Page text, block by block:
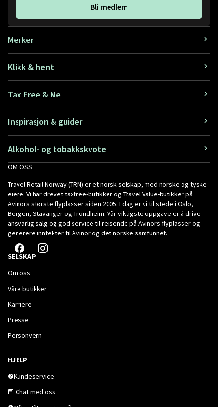
Bli medlem
Merker
Klikk & hent
Tax Free & Me
Inspirasjon & guider
Alkohol- og tobakkskvote
OM OSS
Travel Retail Norway (TRN) er et norsk selskap, med norske og tyske
eiere. Vi har drevet taxfree-butikker og Travel Value-butikker på
Avinors største flyplasser siden 2005. I dag er vi til stede i Oslo,
Bergen, Stavanger og Trondheim. Vår viktigste oppgave er å drive
ansvarlig salg og god service til reisende på Avinors flyplasser og
generere inntekter til Avinor og det norske samfunnet.
SELSKAP
Om oss
Våre butikker
Karriere
Presse
Personvern
HJELP
Kundeservice
Chat med oss